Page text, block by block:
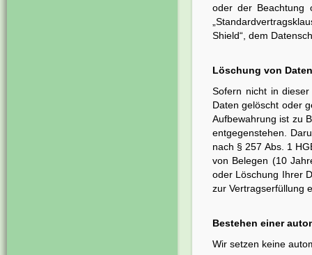
oder der Beachtung
Shield“, dem
Löschung von
Sofern nicht in
Daten gelöscht oder
Aufbewahrung ist zu
entgegenstehen.
nach § 257 Abs. 1
von Belegen (10
oder Löschung Ihrer
zur Vertragserfüllung
Bestehen einer
Wir setzen keine